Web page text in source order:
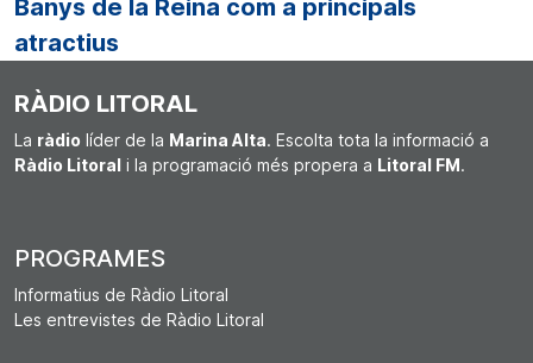
Banys de la Reina com a principals
atractius
RÀDIO LITORAL
La ràdio líder de la Marina Alta. Escolta tota la informació a
Ràdio Litoral i la programació més propera a Litoral FM.
PROGRAMES
Informatius de Ràdio Litoral
Les entrevistes de Ràdio Litoral